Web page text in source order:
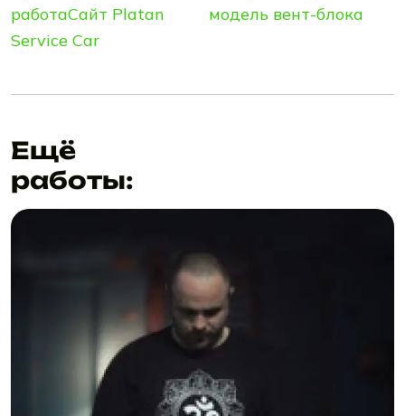
работаСайт Platan
Service Car
модель вент-блока
Ещё
работы: